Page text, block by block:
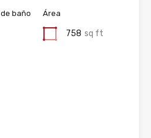
baño Área
758 sq ft